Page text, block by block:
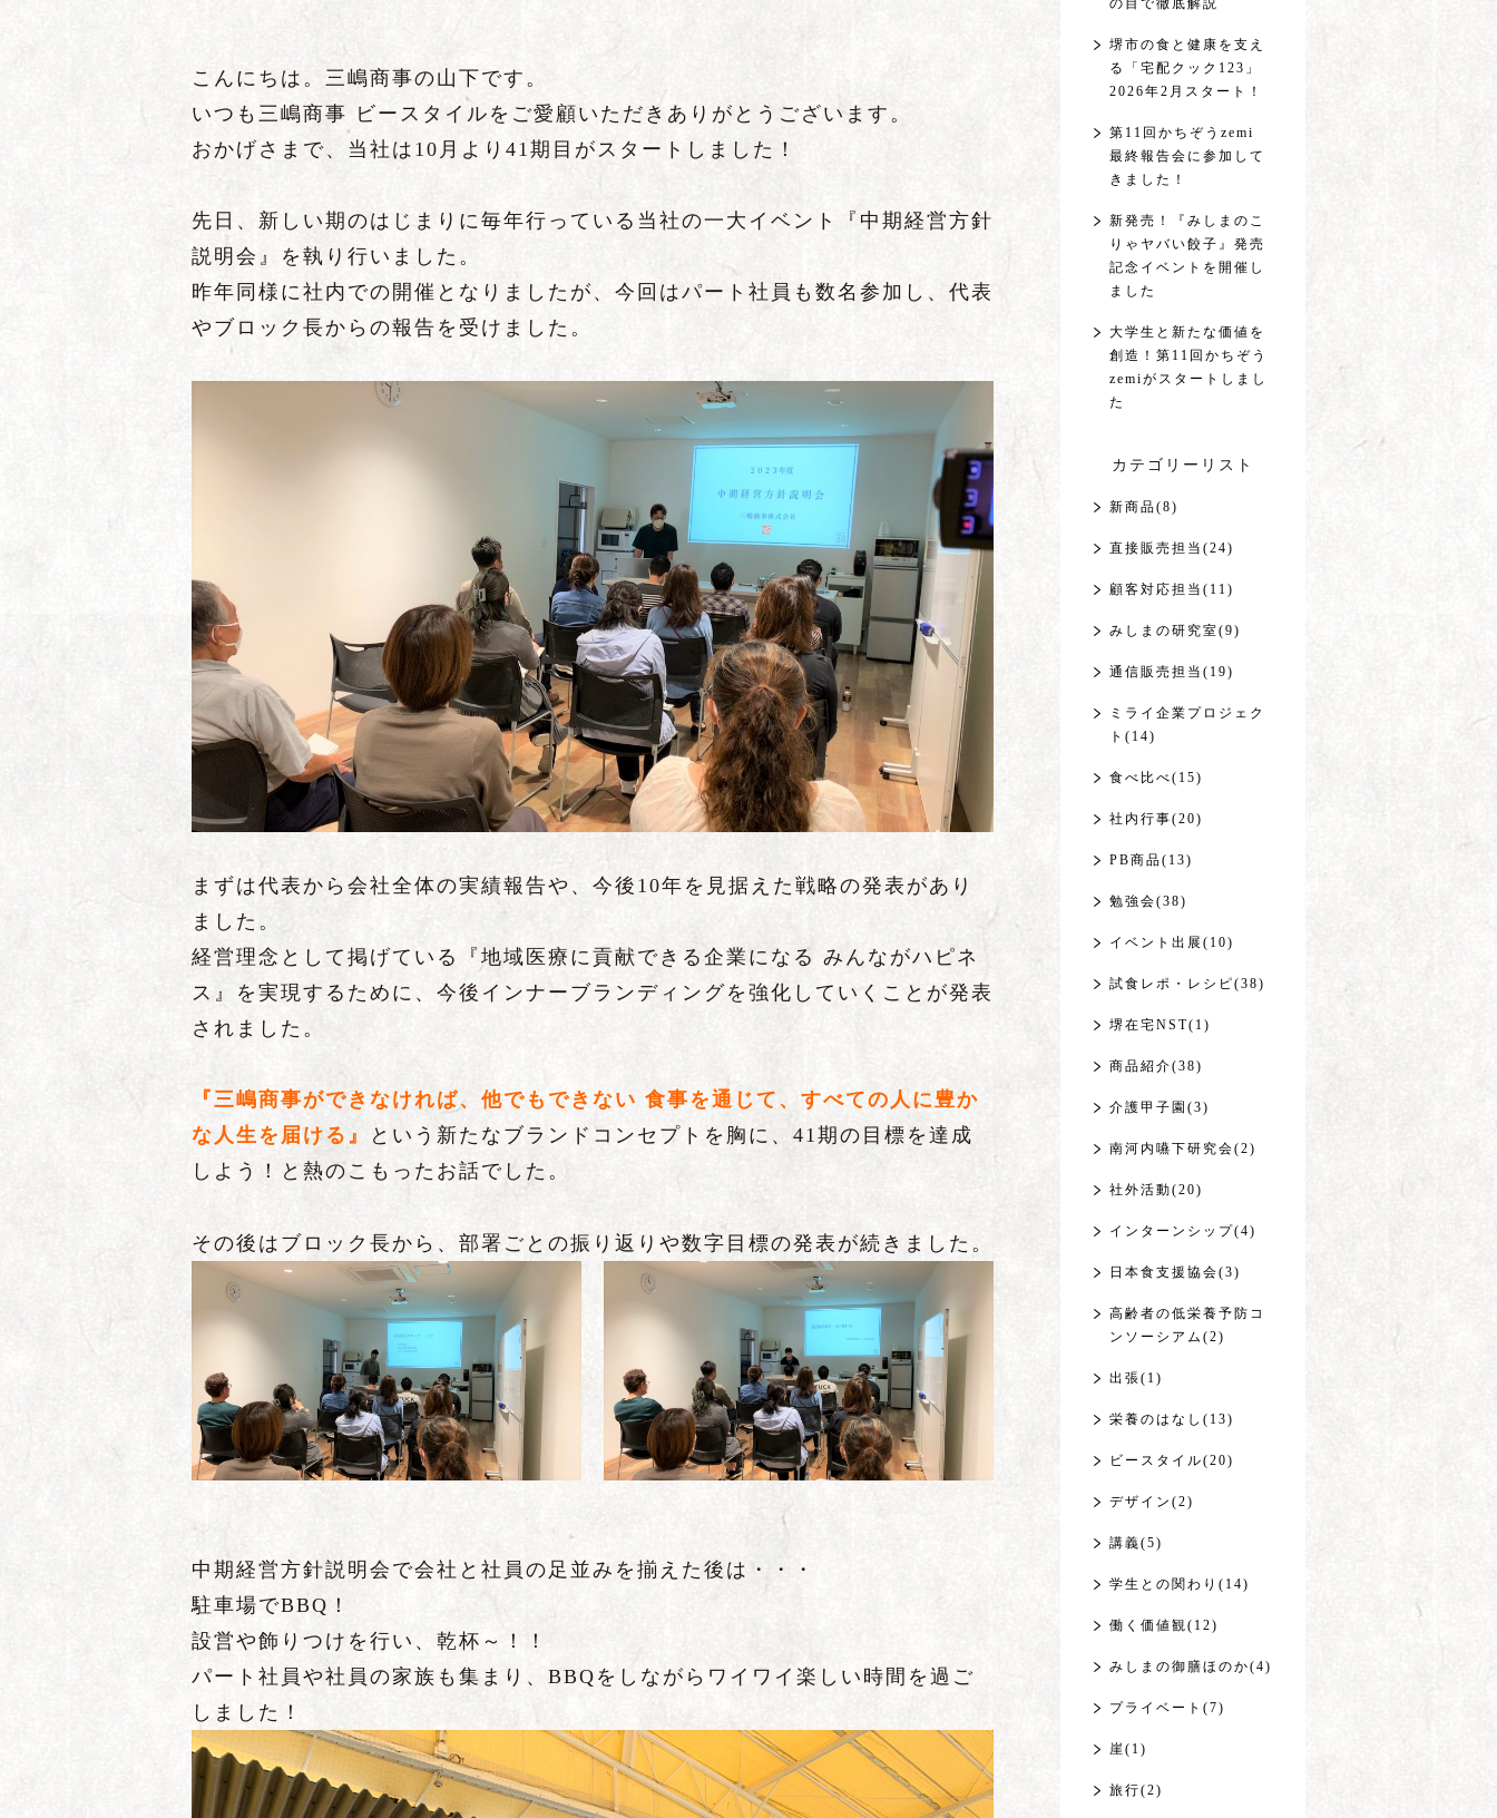
こんにちは。三嶋商事の山下です。
いつも三嶋商事 ビースタイルをご愛顧いただきありがとうございます。
おかげさまで、当社は10月より41期目がスタートしました！
先日、新しい期のはじまりに毎年行っている当社の一大イベント『中期経営方針
説明会』を執り行いました。
昨年同様に社内での開催となりましたが、今回はパート社員も数名参加し、代表
やブロック長からの報告を受けました。
まずは代表から会社全体の実績報告や、今後10年を見据えた戦略の発表があり
ました。
経営理念として掲げている『地域医療に貢献できる企業になる みんながハピネ
ス』を実現するために、今後インナーブランディングを強化していくことが発表
されました。
『三嶋商事ができなければ、他でもできない 食事を通じて、すべての人に豊か
な人生を届ける』
という新たなブランドコンセプトを胸に、41期の目標を達成
しよう！と熱のこもったお話でした。
その後はブロック長から、部署ごとの振り返りや数字目標の発表が続きました。
中期経営方針説明会で会社と社員の足並みを揃えた後は・・・
駐車場でBBQ！
設営や飾りつけを行い、乾杯～！！
パート社員や社員の家族も集まり、BBQをしながらワイワイ楽しい時間を過ご
しました！
の目で徹底解説
堺市の食と健康を支え
る「宅配クック123」
2026年2月スタート！
第11回かちぞうzemi
最終報告会に参加して
きました！
新発売！『みしまのこ
りゃヤバい餃子』発売
記念イベントを開催し
ました
大学生と新たな価値を
創造！第11回かちぞう
zemiがスタートしまし
た
カテゴリーリスト
新商品(8)
直接販売担当(24)
顧客対応担当(11)
みしまの研究室(9)
通信販売担当(19)
ミライ企業プロジェク
ト(14)
食べ比べ(15)
社内行事(20)
PB商品(13)
勉強会(38)
イベント出展(10)
試食レポ・レシピ(38)
堺在宅NST(1)
商品紹介(38)
介護甲子園(3)
南河内嚥下研究会(2)
社外活動(20)
インターンシップ(4)
日本食支援協会(3)
高齢者の低栄養予防コ
ンソーシアム(2)
出張(1)
栄養のはなし(13)
ビースタイル(20)
デザイン(2)
講義(5)
学生との関わり(14)
働く価値観(12)
みしまの御膳ほのか(4)
プライベート(7)
崖(1)
旅行(2)